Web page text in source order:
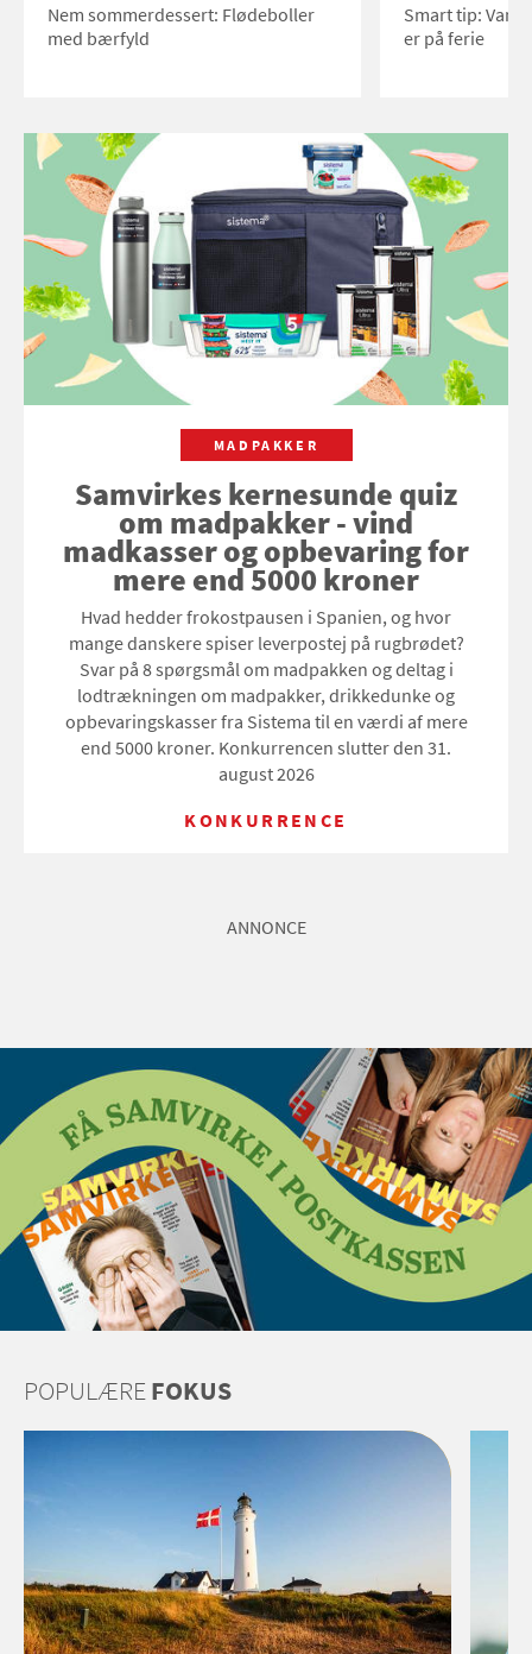
Nem sommerdessert: Flødeboller
med bærfyld
Smart tip:
er på ferie
MADPAKKER
Samvirkes kernesunde quiz
om madpakker - vind
madkasser og opbevaring for
mere end 5000 kroner
Hvad hedder frokostpausen i Spanien, og hvor
mange danskere spiser leverpostej på rugbrødet?
Svar på 8 spørgsmål om madpakken og deltag i
lodtrækningen om madpakker, drikkedunke og
opbevaringskasser fra Sistema til en værdi af mere
end 5000 kroner. Konkurrencen slutter den 31.
august 2026
KONKURRENCE
ANNONCE
POPULÆREFOKUS